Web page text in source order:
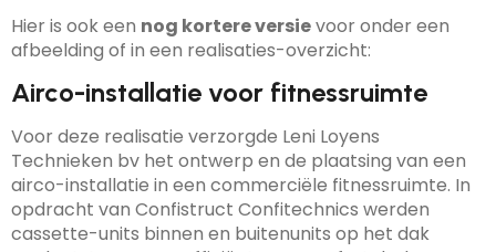
Hier is ook een nog kortere versievoor onder een
afbeelding of in een realisaties-overzicht:
Airco-installatie voor fitnessruimte
Voor deze realisatie verzorgde Leni Loyens
Technieken bv het ontwerp en de plaatsing van een
airco-installatie in een commerciële fitnessruimte. In
opdracht van Confistruct Confitechnics werden
cassette-units binnen en buitenunits op het dak